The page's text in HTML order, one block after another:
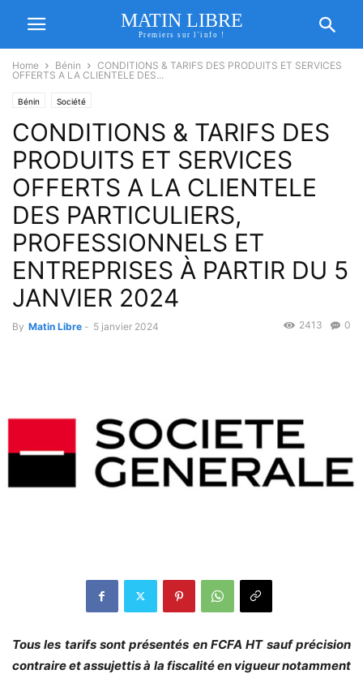
MATIN LIBRE
Premiers sur l'info !
Home Bénin
CONDITIONS & TARIFS DES PRODUITS ET SERVICES
OFFERTS A LA CLIENTELE DES...
Bénin Société
CONDITIONS & TARIFS DES
PRODUITS ET SERVICES
OFFERTS A LA CLIENTELE
DES PARTICULIERS,
PROFESSIONNELS ET
ENTREPRISES À PARTIR DU 5
JANVIER 2024
By Matin Libre - 5 janvier 2024 0
2413
Tous les tarifs sont présentés en FCFA HT sauf précision
contraire et assujettis à la fiscalité en vigueur notamment